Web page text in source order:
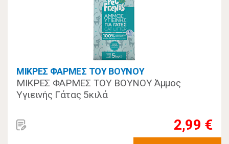
ΜΙΚΡΕΣ ΦΑΡΜΕΣ ΤΟΥ ΒΟΥΝΟΥ
ΜΙΚΡΕΣ ΦΑΡΜΕΣ ΤΟΥ ΒΟΥΝΟΥ Άμμος
Υγιεινής Γάτας 5κιλά
2,99 €